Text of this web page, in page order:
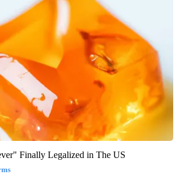
Finally Legalized in The US